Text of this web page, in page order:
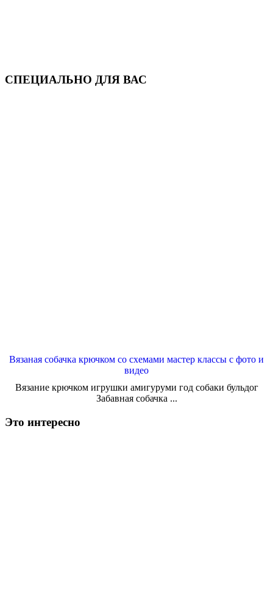
СПЕЦИАЛЬНО ДЛЯ ВАС
Вязаная собачка крючком со схемами мастер классы с фото и
видео
Вязание крючком игрушки амигуруми год собаки бульдог
Забавная собачка ...
Это интересно